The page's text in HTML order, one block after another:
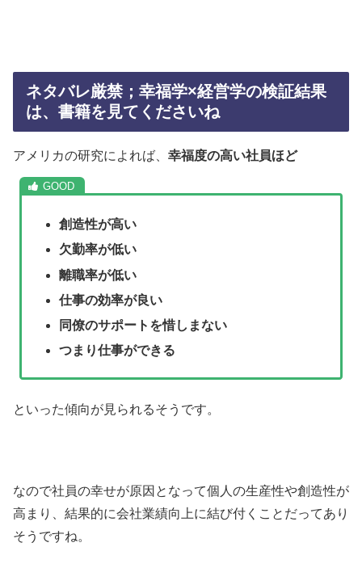
ネタバレ厳禁；幸福学×経営学の検証結果
は、書籍を見てくださいね
アメリカの研究によれば、 幸福度の高い社員ほど
創造性が高い
欠勤率が低い
離職率が低い
仕事の効率が良い
同僚のサポートを惜しまない
つまり仕事ができる
といった傾向が見られるそうです。
なので社員の幸せが原因となって個人の生産性や創造性が
高まり、結果的に会社業績向上に結び付くことだってあり
そうですね。